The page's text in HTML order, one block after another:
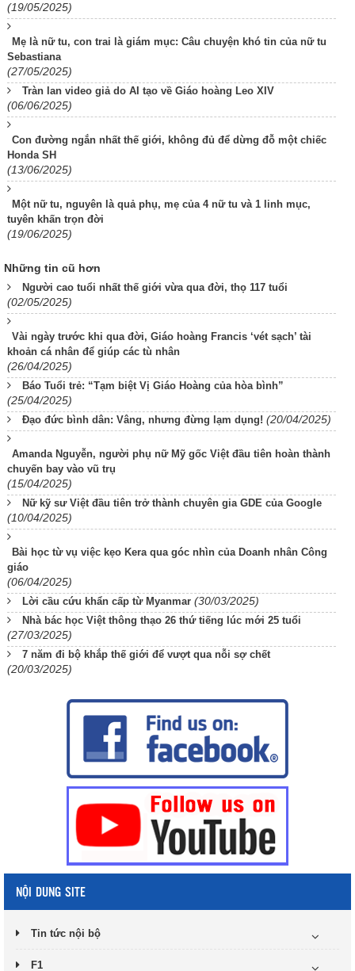
(19/05/2025)
Mẹ là nữ tu, con trai là giám mục: Câu chuyện khó tin của nữ tu
Sebastiana
(27/05/2025)
Tràn lan video giả do AI tạo về Giáo hoàng Leo XIV
(06/06/2025)
Con đường ngắn nhất thế giới, không đủ để dừng đỗ một chiếc
Honda SH
(13/06/2025)
Một nữ tu, nguyên là quả phụ, mẹ của 4 nữ tu và 1 linh mục,
tuyên khấn trọn đời
(19/06/2025)
Những tin cũ hơn
Người cao tuổi nhất thế giới vừa qua đời, thọ 117 tuổi
(02/05/2025)
Vài ngày trước khi qua đời, Giáo hoàng Francis ‘vét sạch’ tài
khoản cá nhân để giúp các tù nhân
(26/04/2025)
Báo Tuổi trẻ: “Tạm biệt Vị Giáo Hoàng của hòa bình”
(25/04/2025)
Đạo đức bình dân: Vâng, nhưng đừng lạm dụng! (20/04/2025)
Amanda Nguyễn, người phụ nữ Mỹ gốc Việt đầu tiên hoàn thành
chuyến bay vào vũ trụ
(15/04/2025)
Nữ kỹ sư Việt đầu tiên trở thành chuyên gia GDE của Google
(10/04/2025)
Bài học từ vụ việc kẹo Kera qua góc nhìn của Doanh nhân Công
giáo
(06/04/2025)
Lời cầu cứu khẩn cấp từ Myanmar (30/03/2025)
Nhà bác học Việt thông thạo 26 thứ tiếng lúc mới 25 tuổi
(27/03/2025)
7 năm đi bộ khắp thế giới để vượt qua nỗi sợ chết
(20/03/2025)
NỘI DUNG SITE
Tin tức nội bộ
F1